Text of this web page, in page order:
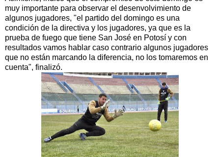
muy importante para observar el desenvolvimiento de
algunos jugadores, "el partido del domingo es una
condición de la directiva y los jugadores, ya que es la
prueba de fuego que tiene San José en Potosí y con
resultados vamos hablar caso contrario algunos jugadores
que no están marcando la diferencia, no los tomaremos en
cuenta", finalizó.